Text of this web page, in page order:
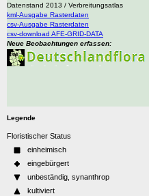
Datenstand 2013 / Verbreitungsatlas
kml-Ausgabe Rasterdaten
csv-Ausgabe Rasterdaten
csv-download AFE-GRID-DATA
Neue Beobachtungen erfassen:
Legende